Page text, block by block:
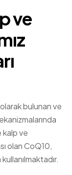
ve
bulunan ve
kalp ve
olan CoQ10,